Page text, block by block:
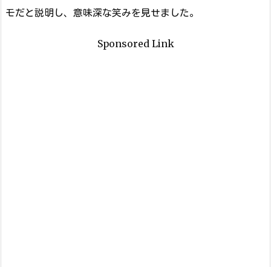
モだと説明し、意味深な笑みを見せました。
Sponsored Link